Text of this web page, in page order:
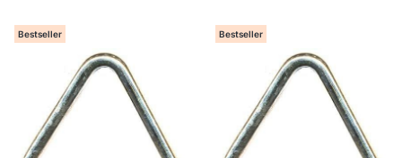
Bestseller Bestseller